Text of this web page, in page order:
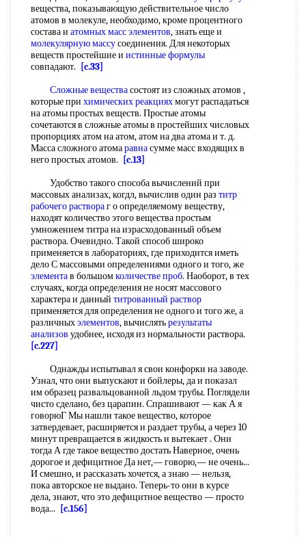
вещества, показывающую действительное число
атомов в молекуле, необходимо, кроме процентного
состава и атомных масс элементов, знать еще и
молекулярную массусоединения. Для некоторых
веществ простейшие и истинные формулы
совпадают.
[c.33]
Сложные веществасостоят из сложных атомов ,
которые при химических реакцияхмогут распадаться
на атомы простых веществ. Простые атомы
сочетаются в сложные атомы в простейших числовых
пропорциях атом на атом, атом на два атома и т. д.
Масса сложного атомаравнасумме масс входящих в
него простых атомов.
[c.13]
Удобство такого способа вычислений при
массовых анализах, когдл, вычислив один раз титр
рабочего раствораг о определяемому веществу,
находят количество этого вещества простым
умножением титра на израсходованный объем
раствора. Очевидно. Такой способ широко
применяется в лабораториях, где приходится иметь
дело С массовыми определениями одного и того, же
элементав большомколичестве проб. Наоборот, в тех
случаях, когда определения не носят массового
характера и данный титрованный раствор
применяется для определения не одного и того же, а
различныхэлементов, вычислятьрезультаты
анализов удобнее, исходя из нормальности раствора.
[c.227]
Однажды испытывал я свои конфорки на заводе.
Узнал, что они выпускают и бойлеры, да и показал
им образец развальцованной льдом трубы. Поглядели
чисто сделано, без царапин. Спрашивают — как А я
говорюГ Мы нашли такое вещество, которое
затвердевает, расширяется и раздает трубы, а через 10
минут превращается в жидкость и вытекает . Они
тогда А где такое вещество достать Наверное, очень
дорогое и дефицитное Да нет,— говорю,— не очень...
И смешно, и рассказать хочется, а знаю — нельзя,
пока авторское не выдано. Теперь-то они в курсе
дела, знают, что это дефицитное вещество — просто
вода...
[c.156]